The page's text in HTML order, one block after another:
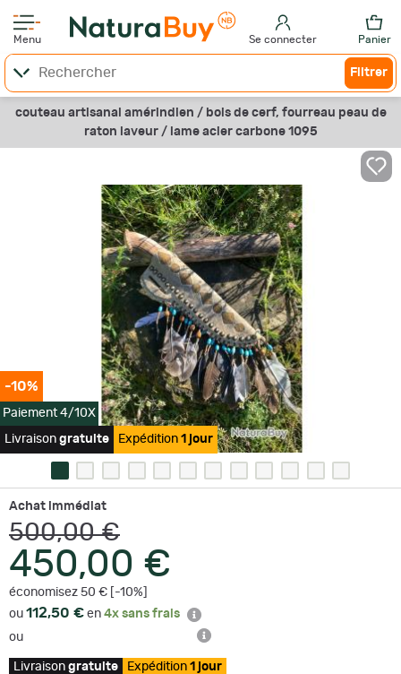
Menu Se connecter Panier
Filtrer
couteau artisanal amérindien / bois de cerf, fourreau peau de
raton laveur / lame acier carbone 1095
-10%
Paiement 4/10X
Livraison gratuite Expédition 1 jour
Achat immédiat
500,00 €
450,00 €
économisez 50 € [-10%]
ou 112,50 € en 4x sans frais
ou
Livraison gratuite Expédition 1 jour